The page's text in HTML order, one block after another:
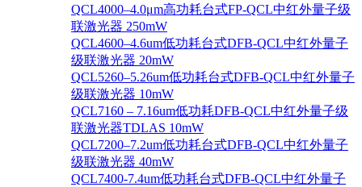
QCL4000–4.0μm高功耗台式FP-QCL中红外量子级
联激光器 250mW
QCL4600–4.6um低功耗台式DFB-QCL中红外量子
级联激光器 20mW
QCL5260–5.26um低功耗台式DFB-QCL中红外量子
级联激光器 10mW
QCL7160 – 7.16um低功耗DFB-QCL中红外量子级
联激光器TDLAS 10mW
QCL7200–7.2um低功耗台式DFB-QCL中红外量子
级联激光器 40mW
QCL7400-7.4um低功耗台式DFB-QCL中红外量子